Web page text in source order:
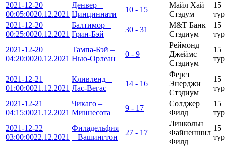
2021-12-20
00:05:0020.12.2021
Денвер –
Цинциннати
10 - 15
Майл Хай
Стэдум
15
тур
2021-12-20
00:25:0020.12.2021
Балтимор –
Грин-Бэй
30 - 31
М&Т Банк
Стэдиум
15
тур
2021-12-20
04:20:0020.12.2021
Тампа-Бэй –
Нью-Орлеан
0 - 9
Реймонд
Джеймс
Стэдиум
15
тур
2021-12-21
01:00:0021.12.2021
Кливленд –
Лас-Вегас
14 - 16
Ферст
Энерджи
Стэдиум
15
тур
2021-12-21
04:15:0021.12.2021
Чикаго –
Миннесота
9 - 17
Солджер
Филд
15
тур
2021-12-22
03:00:0022.12.2021
Филадельфия
– Вашингтон
27 - 17
Линкольн
Файненшнл
Филд
15
тур